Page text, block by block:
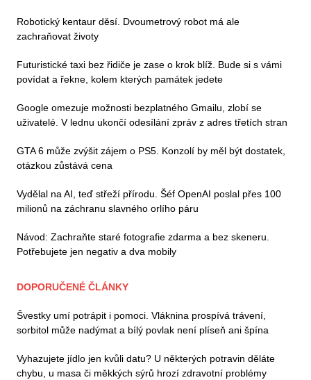
Robotický kentaur děsí. Dvoumetrový robot má ale
zachraňovat životy
Futuristické taxi bez řidiče je zase o krok blíž. Bude si s vámi
povídat a řekne, kolem kterých památek jedete
Google omezuje možnosti bezplatného Gmailu, zlobí se
uživatelé. V lednu ukončí odesílání zpráv z adres třetích stran
GTA 6 může zvýšit zájem o PS5. Konzolí by měl být dostatek,
otázkou zůstává cena
Vydělal na AI, teď střeží přírodu. Šéf OpenAI poslal přes 100
milionů na záchranu slavného orlího páru
Návod: Zachraňte staré fotografie zdarma a bez skeneru.
Potřebujete jen negativ a dva mobily
DOPORUČENÉ ČLÁNKY
Švestky umí potrápit i pomoci. Vláknina prospívá trávení,
sorbitol může nadýmat a bílý povlak není plíseň ani špína
Vyhazujete jídlo jen kvůli datu? U některých potravin děláte
chybu, u masa či měkkých sýrů hrozí zdravotní problémy